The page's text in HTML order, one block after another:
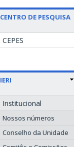
CENTRO DE PESQUISA
CEPES
IERI
Institucional
Nossos números
Conselho da Unidade